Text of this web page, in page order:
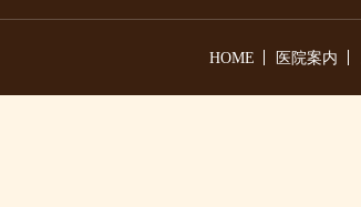
HOME 医院案内